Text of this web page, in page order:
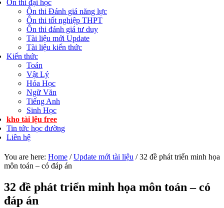
Ôn thi đại học
Ôn thi Đánh giá năng lực
Ôn thi tốt nghiệp THPT
Ôn thi đánh giá tư duy
Tài liệu mới Update
Tài liệu kiến thức
Kiến thức
Toán
Vật Lý
Hóa Học
Ngữ Văn
Tiếng Anh
Sinh Học
kho tài lệu free
Tin tức học đường
Liên hệ
You are here: Home / Update mới tài liệu /32 đề phát triển minh họa
môn toán – có đáp án
32 đề phát triển minh họa môn toán – có
đáp án